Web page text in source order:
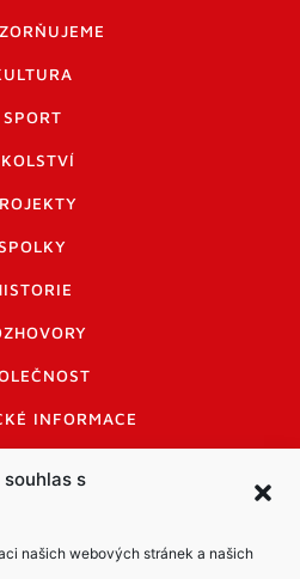
s
našich webových stránek a našich
SPORT
INFORMACE
DISKUTUJÍCÍCH
LOGO MANUÁL